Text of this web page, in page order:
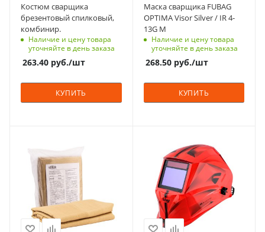
Вес, кг
1.9
Костюм сварщика
брезентовый спилковый,
комбинир.
Наличие и цену товара
уточняйте в день заказа
263.40 руб./шт
КУПИТЬ
-5 - +55
Тип батареи
Солнечная
Гарантийный срок,
2 года
Вес, кг
Маска сварщика FUBAG
OPTIMA Visor Silver / IR 4-
13G M
Наличие и цену товара
уточняйте в день заказа
268.50руб./шт
КУПИТЬ
Термостойкость до
+550°C
Материал
стеклоткань со
специальным
покрытием
Пластик
Страна изготовления
Китай
Рабочая температура,
-5 - +55